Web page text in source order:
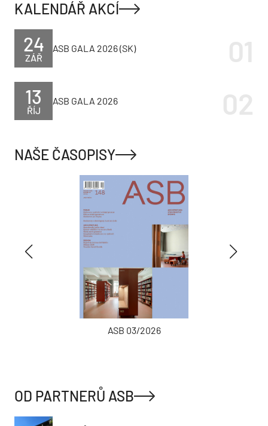
KALENDÁŘ AKCÍ
ZÁŘ
24 ASB GALA 2026 (SK)
ŘÍJ
13 ASB GALA 2026
NAŠE ČASOPISY
ASB 03/2026
OD PARTNERŮ ASB